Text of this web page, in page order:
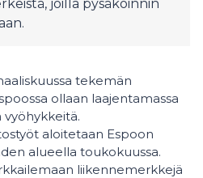
joilla pysäköinnin
tekemän
ollaan laajentamassa
vyöhykkeitä.
aloitetaan Espoon
alueella toukokuussa.
liikennemerkkejä